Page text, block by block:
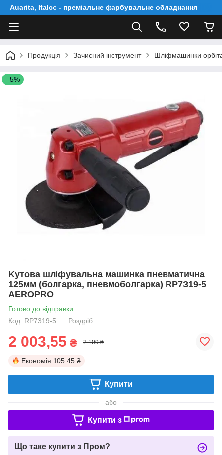
Auarita, Italco - преміальне фарбувальне обладнання
Продукція Зачисний інструмент Шліфмашинки
–5%
Kутoвa шліфувaльнa мaшинкa пнeвмaтичнa
125мм (бoлгapкa, пнeвмoбoлгapкa) RP7З19-5
AEROPRO
Готово до відправки
Код: RP7319-5
Роздріб
2 003,55 ₴ 2 109 ₴
Економія 105.45 ₴
Купити
або
Купити з
Що таке купити з Пром?